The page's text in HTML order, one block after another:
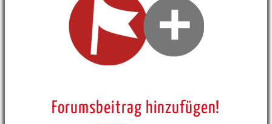
Forumsbeitrag hinzufügen!